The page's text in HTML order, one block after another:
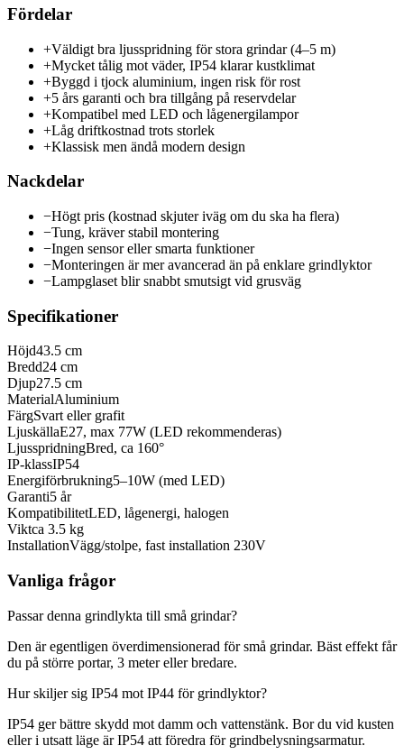
Fördelar
+Väldigt bra ljusspridning för stora grindar (4–5 m)
+Mycket tålig mot väder, IP54 klarar kustklimat
+Byggd i tjock aluminium, ingen risk för rost
+5 års garanti och bra tillgång på reservdelar
+Kompatibel med LED och lågenergilampor
+Låg driftkostnad trots storlek
+Klassisk men ändå modern design
Nackdelar
−Högt pris (kostnad skjuter iväg om du ska ha flera)
−Tung, kräver stabil montering
−Ingen sensor eller smarta funktioner
−Monteringen är mer avancerad än på enklare grindlyktor
−Lampglaset blir snabbt smutsigt vid grusväg
Specifikationer
Höjd43.5 cm
Bredd24 cm
Djup27.5 cm
MaterialAluminium
FärgSvart eller grafit
LjuskällaE27, max 77W (LED rekommenderas)
LjusspridningBred, ca 160°
IP-klassIP54
Energiförbrukning5–10W (med LED)
Garanti5 år
KompatibilitetLED, lågenergi, halogen
Viktca 3.5 kg
InstallationVägg/stolpe, fast installation 230V
Vanliga frågor
Passar denna grindlykta till små grindar?
Den är egentligen överdimensionerad för små grindar. Bäst effekt får
du på större portar, 3 meter eller bredare.
Hur skiljer sig IP54 mot IP44 för grindlyktor?
IP54 ger bättre skydd mot damm och vattenstänk. Bor du vid kusten
eller i utsatt läge är IP54 att föredra för grindbelysningsarmatur.